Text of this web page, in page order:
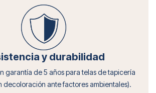
y durabilidad
garantía de 5 años para telas de tapicería
decoloración ante factores ambientales).